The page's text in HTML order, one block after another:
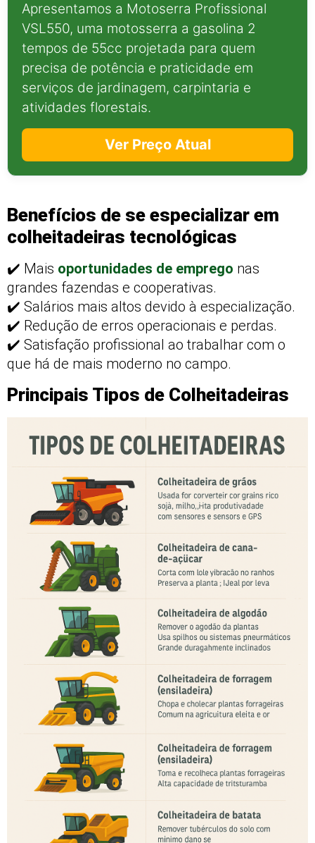
Apresentamos a Motoserra Profissional
VSL550, uma motosserra a gasolina 2
tempos de 55cc projetada para quem
precisa de potência e praticidade em
serviços de jardinagem, carpintaria e
atividades florestais.
Ver Preço Atual
Benefícios de se especializar em
colheitadeiras tecnológicas
✔️ Mais oportunidades de emprego nas
grandes fazendas e cooperativas.
✔️ Salários mais altos devido à especialização.
✔️ Redução de erros operacionais e perdas.
✔️ Satisfação profissional ao trabalhar com o
que há de mais moderno no campo.
Principais Tipos de Colheitadeiras